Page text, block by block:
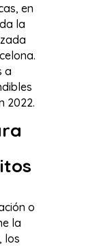
en
la
a
2022.
o
la
los